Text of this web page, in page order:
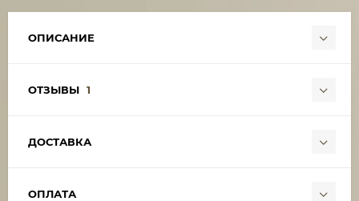
ОПИСАНИЕ
ОТЗЫВЫ 1
ДОСТАВКА
ОПЛАТА